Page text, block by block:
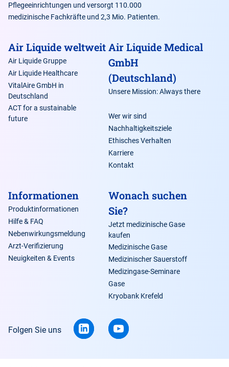
Pflegeeinrichtungen und versorgt 110.000
medizinische Fachkräfte und 2,3 Mio. Patienten.
Air Liquide weltweit
Air Liquide Gruppe
Air Liquide Healthcare
VitalAire GmbH in
Deutschland
ACT for a sustainable
future
Air Liquide Medical
GmbH
(Deutschland)
Unsere Mission: Always there
Wer wir sind
Nachhaltigkeitsziele
Ethisches Verhalten
Karriere
Kontakt
Informationen
Produktinformationen
Hilfe & FAQ
Nebenwirkungsmeldung
Arzt-Verifizierung
Neuigkeiten & Events
Wonach suchen
Sie?
Jetzt medizinische Gase
kaufen
Medizinische Gase
Medizinischer Sauerstoff
Medizingase-Seminare
Gase
Kryobank Krefeld
Folgen Sie uns